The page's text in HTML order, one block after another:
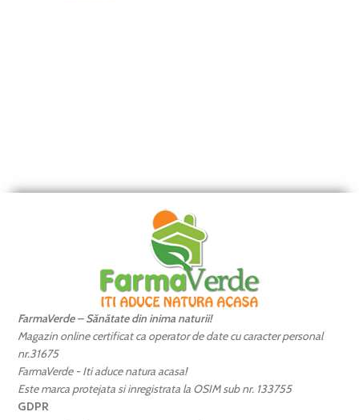
FarmaVerde – Sănătate din inima naturii!
Magazin online certificat ca operator de date cu caracter personal
nr.31675
FarmaVerde - Iti aduce natura acasa!
Este marca protejata si inregistrata la OSIM sub nr. 133755
GDPR